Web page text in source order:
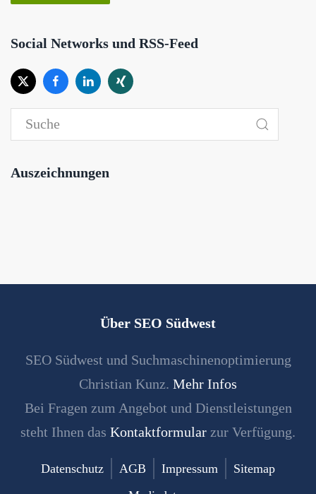
Social Networks und RSS-Feed
Auszeichnungen
Über SEO Südwest
SEO Südwest und Suchmaschinenoptimierung
Christian Kunz. Mehr Infos
Bei Fragen zum Angebot und Dienstleistungen
steht Ihnen das Kontaktformular zur Verfügung.
Datenschutz AGB Impressum
Sitemap